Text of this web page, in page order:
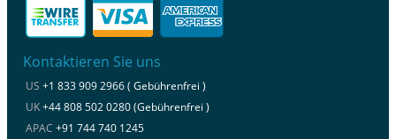
Kontaktieren Sie uns
US +1 833 909 2966 ( Gebührenfrei )
UK+44 808 502 0280 (Gebührenfrei )
APAC +91 744 740 1245